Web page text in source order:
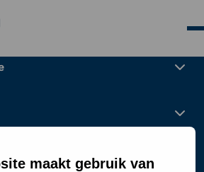
maakt gebruik van